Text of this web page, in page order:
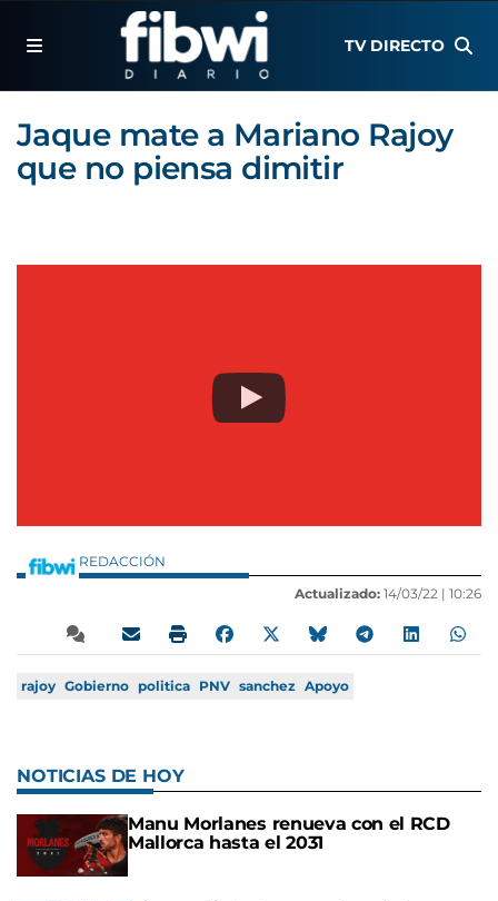
TV DIRECTO
Jaque mate a Mariano Rajoy
que no piensa dimitir
REDACCIÓN
Actualizado: 14/03/22 | 10:26
rajoy Gobierno politica PNV sanchez Apoyo
NOTICIAS DE HOY
Manu Morlanes renueva con el RCD
Mallorca hasta el 2031